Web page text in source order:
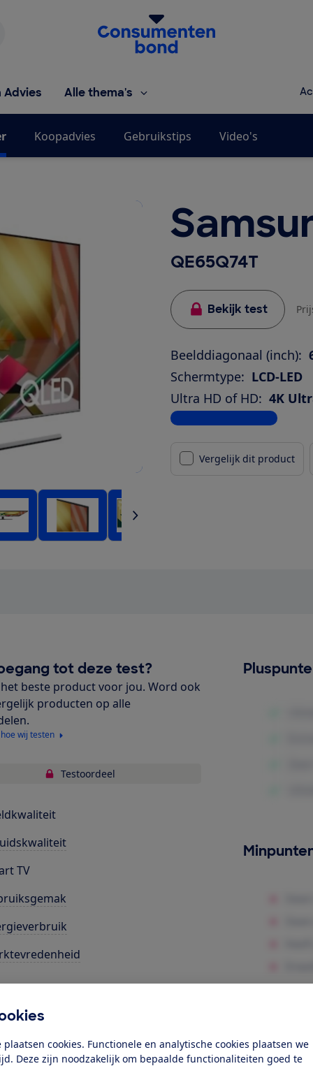
plaatsen cookies. Functionele en analytische cookies plaatsen we
Deze zijn noodzakelijk om bepaalde functionaliteiten goed te
Homepage van de Consumentenbond
Advies Alle thema's
Koopadvies Gebruikstips Video's
QE65Q74T
Bekijk test
Beelddiagonaal (inch):
Schermtype: LCD-LED
Ultra HD of HD: 4K
Bekijk alle specificaties
Vergelijk dit product
tot deze test?
beste product voor jou. Word ook
producten op alle
wij testen
Testoordeel
TV
Word lid